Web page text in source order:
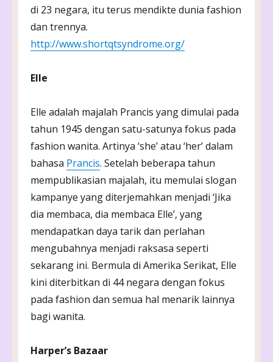
di 23 negara, itu terus mendikte dunia fashion
dan trennya.
http://www.shortqtsyndrome.org/
Elle
Elle adalah majalah Prancis yang dimulai pada
tahun 1945 dengan satu-satunya fokus pada
fashion wanita. Artinya ‘she’ atau ‘her’ dalam
bahasa Prancis. Setelah beberapa tahun
mempublikasian majalah, itu memulai slogan
kampanye yang diterjemahkan menjadi ‘Jika
dia membaca, dia membaca Elle’, yang
mendapatkan daya tarik dan perlahan
mengubahnya menjadi raksasa seperti
sekarang ini. Bermula di Amerika Serikat, Elle
kini diterbitkan di 44 negara dengan fokus
pada fashion dan semua hal menarik lainnya
bagi wanita.
Harper’s Bazaar